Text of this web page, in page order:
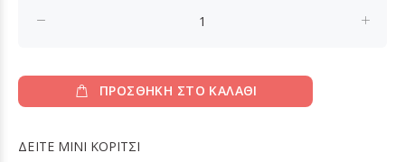
ΠΡΟΣΘΗΚΗ ΣΤΟ ΚΑΛΑΘΙ
ΔΕΙΤΕ MINI ΚΟΡΙΤΣΙ